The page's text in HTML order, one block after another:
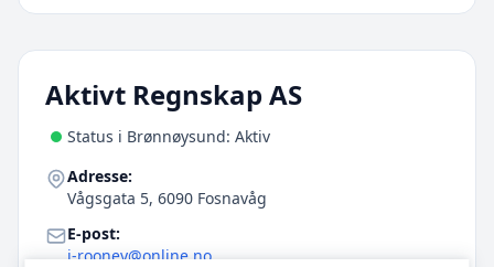
Aktivt Regnskap AS
Status i Brønnøysund: Aktiv
Adresse:
Vågsgata 5, 6090 Fosnavåg
E-post:
j-rooney@online.no